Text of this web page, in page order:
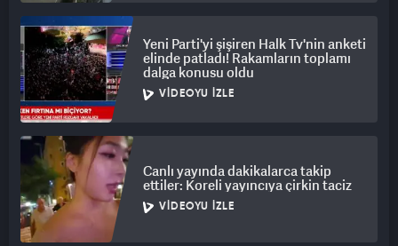
Yeni Parti'yi şişiren Halk Tv'nin anketi
elinde patladı! Rakamların toplamı
dalga konusu oldu
VIDEOYU İZLE
Canlı yayında dakikalarca takip
ettiler: Koreli yayıncıya çirkin taciz
VIDEOYU İZLE